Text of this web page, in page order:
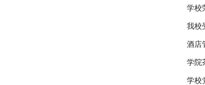
学校
我校
酒店
学院
学校